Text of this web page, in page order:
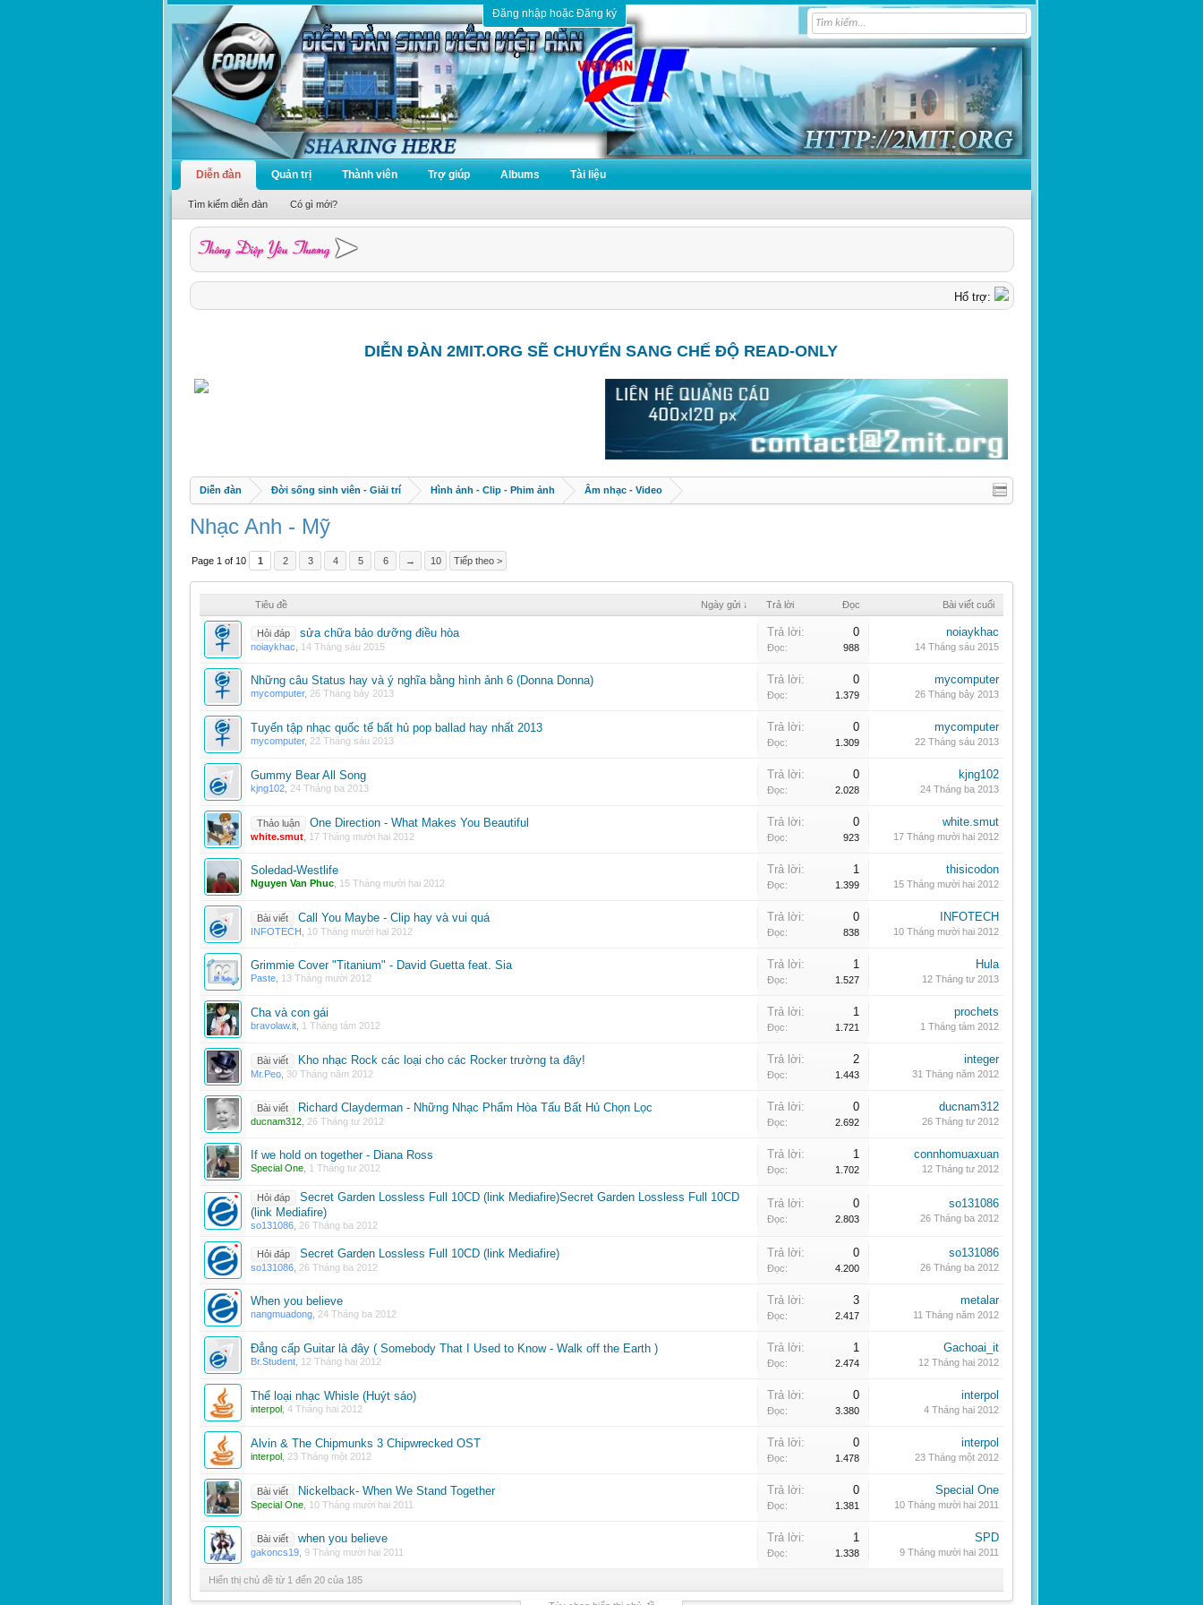
Đăng nhập hoặc Đăng ký
Diễn đàn
Tìm kiếm diễn đàn Có gì mới?
Quản trị Thành viên Trợ giúp Albums Tài liệu
Hổ trợ:
DIỄN ĐÀN 2MIT.ORG SẼ CHUYỂN SANG CHẾ ĐỘ READ-ONLY
Diễn đàn Đời sống sinh viên - Giải trí Hình ảnh - Clip - Phim ảnh Âm nhạc - Video
Nhạc Anh - Mỹ
Page 1 of 10 1 2 3 4 5 6 → 10 Tiếp theo >
Tiêu đề Ngày gửi ↓ Trả lời Đọc Bài viết cuối
Hỏi đáp sửa chữa bảo dưỡng điều hòa
noiaykhac 14 Tháng sáu 2015
Trả lời: 0
Đọc: 988
noiaykhac
14 Tháng sáu 2015
Những câu Status hay và ý nghĩa bằng hình ảnh 6 (Donna Donna)
mycomputer, 26 Tháng bảy 2013
Trả lời: 0
Đọc: 1.379
mycomputer
26 Tháng bảy 2013
Tuyển tập nhạc quốc tế bất hủ pop ballad hay nhất 2013
mycomputer, 22 Tháng sáu 2013
Trả lời: 0
Đọc: 1.309
mycomputer
22 Tháng sáu 2013
Gummy Bear All Song
kjng102 24 Tháng ba 2013
Trả lời: 0
Đọc: 2.028
kjng102
24 Tháng ba 2013
Thảo luận One Direction - What Makes You Beautiful
white.smut 17 Tháng mười hai 2012
Trả lời: 0
Đọc: 923
white.smut
17 Tháng mười hai 2012
Soledad-Westlife
Nguyen Van Phuc 15 Tháng mười hai 2012
Trả lời: 1
Đọc: 1.399
thisicodon
15 Tháng mười hai 2012
Bài viết Call You Maybe - Clip hay và vui quá
INFOTECH 10 Tháng mười hai 2012
Trả lời: 0
Đọc: 838
INFOTECH
10 Tháng mười hai 2012
Grimmie Cover "Titanium" - David Guetta feat. Sia
Paste 13 Tháng mười 2012
Trả lời: 1
Đọc: 1.527
Hula
12 Tháng tư 2013
Cha và con gái
bravolaw.it 1 Tháng tám 2012
Trả lời: 1
Đọc: 1.721
prochets
1 Tháng tám 2012
Bài viết Kho nhạc Rock các loại cho các Rocker trường ta đây!
Mr.Peo 30 Tháng năm 2012
Trả lời: 2
Đọc: 1.443
integer
31 Tháng năm 2012
Bài viết Richard Clayderman - Những Nhạc Phẩm Hòa Tấu Bất Hủ Chọn Lọc
ducnam312 26 Tháng tư 2012
Trả lời: 0
Đọc: 2.692
ducnam312
26 Tháng tư 2012
If we hold on together - Diana Ross
Special One 1 Tháng tư 2012
Trả lời: 1
Đọc: 1.702
connhomuaxuan
12 Tháng tư 2012
Hỏi đáp
Secret Garden Lossless Full 10CD (link Mediafire)Secret Garden Lossless Full 10CD
(link Mediafire)
so131086 26 Tháng ba 2012
Trả lời: 0
Đọc: 2.803
so131086
26 Tháng ba 2012
Hỏi đáp Secret Garden Lossless Full 10CD (link Mediafire)
so131086 26 Tháng ba 2012
Trả lời: 0
Đọc: 4.200
so131086
26 Tháng ba 2012
When you believe
nangmuadong 24 Tháng ba 2012
Trả lời: 3
Đọc: 2.417
metalar
11 Tháng năm 2012
Đẳng cấp Guitar là đây ( Somebody That I Used to Know - Walk off the Earth )
Br.Student 12 Tháng hai 2012
Trả lời: 1
Đọc: 2.474
Gachoai_it
12 Tháng hai 2012
Thể loại nhạc Whisle (Huýt sáo)
interpol 4 Tháng hai 2012
Trả lời: 0
Đọc: 3.380
interpol
4 Tháng hai 2012
Alvin & The Chipmunks 3 Chipwrecked OST
interpol 23 Tháng một 2012
Trả lời: 0
Đọc: 1.478
interpol
23 Tháng một 2012
Bài viết Nickelback- When We Stand Together
Special One 10 Tháng mười hai 2011
Trả lời: 0
Đọc: 1.381
Special One
10 Tháng mười hai 2011
Bài viết when you believe
gakoncs19 9 Tháng mười hai 2011
Trả lời: 1
Đọc: 1.338
SPD
9 Tháng mười hai 2011
Hiển thị chủ đề từ 1 đến 20 của 185